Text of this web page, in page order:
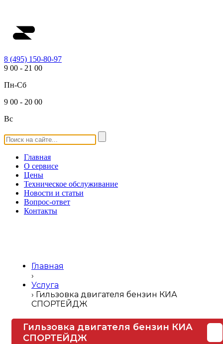
8 (495) 150-80-97
9 00 - 21 00
Пн-Сб
9 00 - 20 00
Вс
Главная
О сервисе
Цены
Техническое обслуживание
Новости и статьи
Вопрос-ответ
Контакты
Главная
›
Услуга
› Гильзовка двигателя бензин КИА
СПОРТЕЙДЖ
Гильзовка двигателя бензин КИА
СПОРТЕЙДЖ